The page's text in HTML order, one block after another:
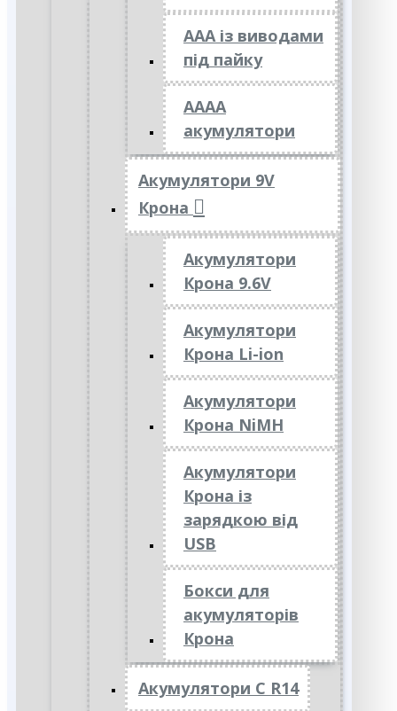
ААА із виводами
під пайку
АААА
акумулятори
Акумулятори 9V
Крона
Акумулятори
Крона 9.6V
Акумулятори
Крона Li-ion
Акумулятори
Крона NiMH
Акумулятори
Крона із
зарядкою від
USB
Бокси для
акумуляторів
Крона
Акумулятори C R14